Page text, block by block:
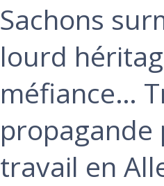
‎Sachons
lourd
méfiance…
propagande
travail en